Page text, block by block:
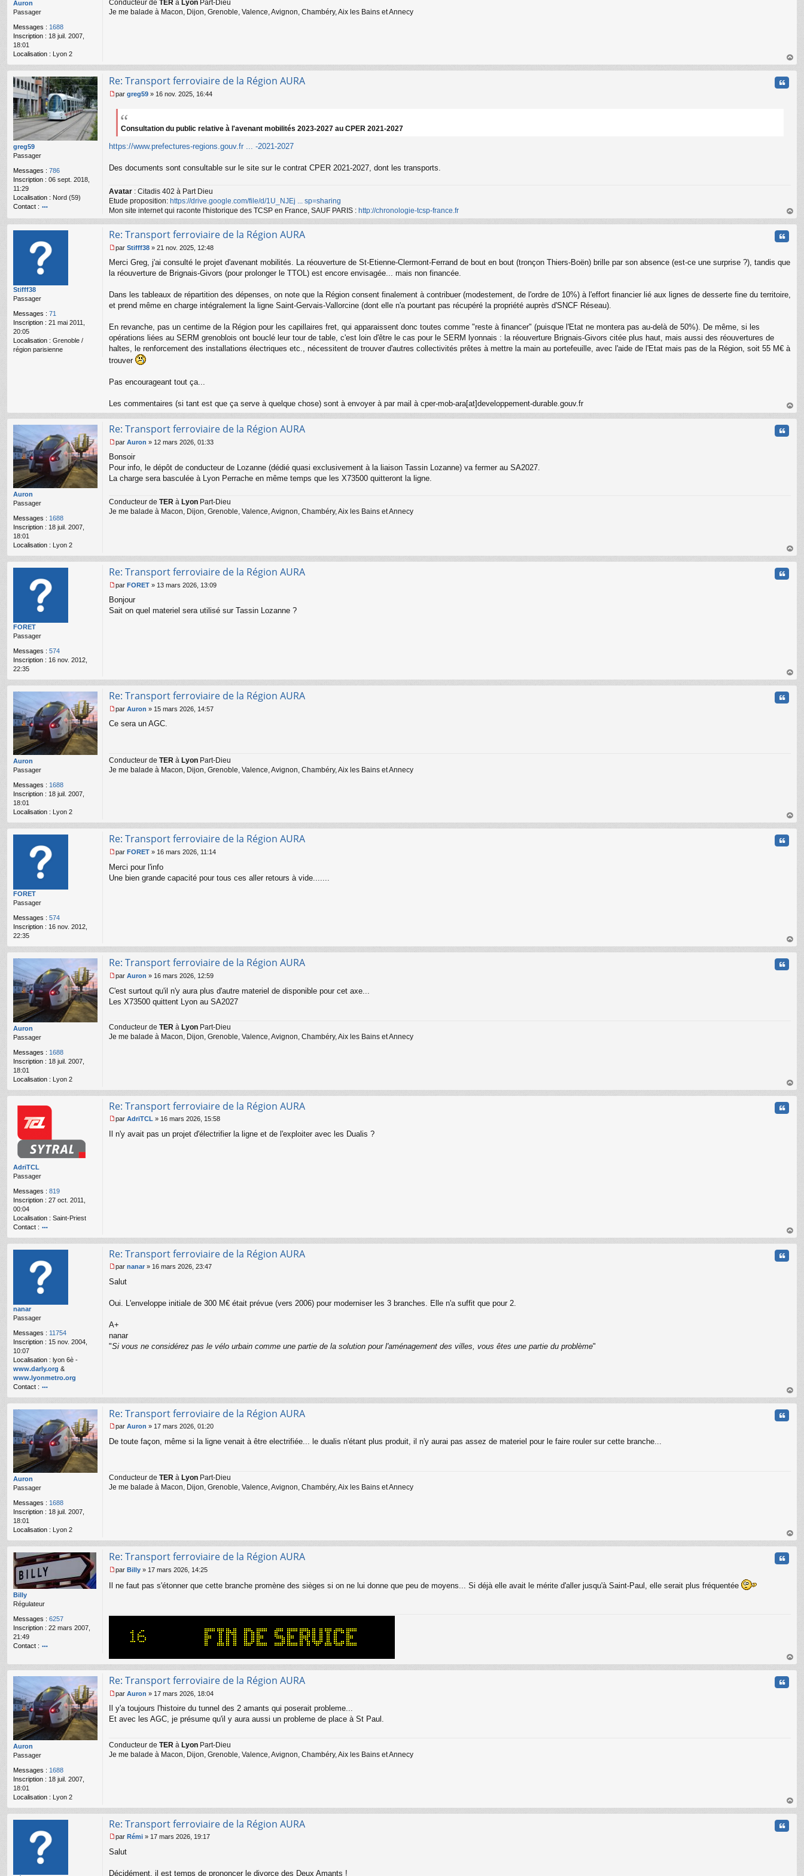
Auron
Passager
Messages : 1688
Inscription : 18 juil. 2007,
18:01
Localisation : Lyon 2
g
e
Conducteur de TER à Lyon Part-Dieu
Je me balade à Macon, Dijon, Grenoble, Valence, Avignon, Chambéry, Aix les Bains et Annecy
au
greg59
Passager
Messages : 786
Inscription : 06 sept. 2018,
11:29
Localisation : Nord (59)
Contact :
nt
te
r
gr
e
Re: Transport ferroviaire de la Région AURA
e
a
g
o
l
u
par greg59 » 16 nov. 2025, 16:44
Consultation du public relative à l'avenant mobilités 2023-2027 au CPER 2021-2027
https://www.prefectures-regions.gouv.fr ... -2021-2027
Des documents sont consultable sur le site sur le contrat CPER 2021-2027, dont les transports.
Avatar : Citadis 402 à Part Dieu
Etude proposition: https://drive.google.com/file/d/1U_NJEj ... sp=sharing
Mon site internet qui raconte l'historique des TCSP en France, SAUF PARIS : http://chronologie-tcsp-france.fr
au
Stifff38
Passager
Messages : 71
Inscription : 21 mai 2011,
20:05
Localisation : Grenoble /
région parisienne
Re: Transport ferroviaire de la Région AURA
e
s
g
o
n
u
par Stifff38 » 21 nov. 2025, 12:48
Merci Greg, j'ai consulté le projet d'avenant mobilités. La réouverture de St-Etienne-Clermont-Ferrand de bout en bout (tronçon Thiers-Boën) brille par son absence (est-ce une surprise ?), tandis que
la réouverture de Brignais-Givors (pour prolonger le TTOL) est encore envisagée... mais non financée.
Dans les tableaux de répartition des dépenses, on note que la Région consent finalement à contribuer (modestement, de l'ordre de 10%) à l'effort financier lié aux lignes de desserte fine du territoire,
et prend même en charge intégralement la ligne Saint-Gervais-Vallorcine (dont elle n'a pourtant pas récupéré la propriété auprès d'SNCF Réseau).
En revanche, pas un centime de la Région pour les capillaires fret, qui apparaissent donc toutes comme "reste à financer" (puisque l'Etat ne montera pas au-delà de 50%). De même, si les
opérations liées au SERM grenoblois ont bouclé leur tour de table, c'est loin d'être le cas pour le SERM lyonnais : la réouverture Brignais-Givors citée plus haut, mais aussi des réouvertures de
haltes, le renforcement des installations électriques etc., nécessitent de trouver d'autres collectivités prêtes à mettre la main au portefeuille, avec l'aide de l'Etat mais pas de la Région, soit 55 M€ à
trouver
Pas encourageant tout ça...
Les commentaires (si tant est que ça serve à quelque chose) sont à envoyer à par mail à cper-mob-ara[at]developpement-durable.gouv.fr
au
Auron
Passager
Messages : 1688
Inscription : 18 juil. 2007,
18:01
Localisation : Lyon 2
Re: Transport ferroviaire de la Région AURA
e
s
s
e
n
par Auron » 12 mars 2026, 01:33
Bonsoir
Pour info, le dépôt de conducteur de Lozanne (dédié quasi exclusivement à la liaison Tassin Lozanne) va fermer au SA2027.
La charge sera basculée à Lyon Perrache en même temps que les X73500 quitteront la ligne.
Conducteur de TER à Lyon Part-Dieu
Je me balade à Macon, Dijon, Grenoble, Valence, Avignon, Chambéry, Aix les Bains et Annecy
au
FORET
Passager
Messages : 574
Inscription : 16 nov. 2012,
22:35
Re: Transport ferroviaire de la Région AURA
e
s
l
par FORET » 13 mars 2026, 13:09
Bonjour
Sait on quel materiel sera utilisé sur Tassin Lozanne ?
au
Auron
Passager
Messages : 1688
Inscription : 18 juil. 2007,
18:01
Localisation : Lyon 2
Re: Transport ferroviaire de la Région AURA
e
g
e
par Auron » 15 mars 2026, 14:57
Ce sera un AGC.
Conducteur de TER à Lyon Part-Dieu
Je me balade à Macon, Dijon, Grenoble, Valence, Avignon, Chambéry, Aix les Bains et Annecy
au
FORET
Passager
Messages : 574
Inscription : 16 nov. 2012,
22:35
Re: Transport ferroviaire de la Région AURA
e
s
l
par FORET » 16 mars 2026, 11:14
Merci pour l'info
Une bien grande capacité pour tous ces aller retours à vide.......
au
Auron
Passager
Messages : 1688
Inscription : 18 juil. 2007,
18:01
Localisation : Lyon 2
Re: Transport ferroviaire de la Région AURA
e
s
g
e
par Auron » 16 mars 2026, 12:59
C'est surtout qu'il n'y aura plus d'autre materiel de disponible pour cet axe...
Les X73500 quittent Lyon au SA2027
Conducteur de TER à Lyon Part-Dieu
Je me balade à Macon, Dijon, Grenoble, Valence, Avignon, Chambéry, Aix les Bains et Annecy
au
AdriTCL
Passager
Messages : 819
Inscription : 27 oct. 2011,
00:04
Localisation : Saint-Priest
Contact :
o
nt
te
r
A
dr
Re: Transport ferroviaire de la Région AURA
e
par AdriTCL » 16 mars 2026, 15:58
Il n'y avait pas un projet d'électrifier la ligne et de l'exploiter avec les Dualis ?
au
nanar
Passager
Messages : 11754
Inscription : 15 nov. 2004,
10:07
Localisation : lyon 6è -
www.darly.org &
www.lyonmetro.org
Contact :
o
nt
te
r
n
a
n
Re: Transport ferroviaire de la Région AURA
e
s
e
n
o
par nanar » 16 mars 2026, 23:47
Salut
Oui. L'enveloppe initiale de 300 M€ était prévue (vers 2006) pour moderniser les 3 branches. Elle n'a suffit que pour 2.
A+
nanar
"Si vous ne considérez pas le vélo urbain comme une partie de la solution pour l'aménagement des villes, vous êtes une partie du problème"
au
Auron
Passager
Messages : 1688
Inscription : 18 juil. 2007,
18:01
Localisation : Lyon 2
Re: Transport ferroviaire de la Région AURA
e
g
e
par Auron » 17 mars 2026, 01:20
De toute façon, même si la ligne venait à être electrifiée... le dualis n'étant plus produit, il n'y aurai pas assez de materiel pour le faire rouler sur cette branche...
Conducteur de TER à Lyon Part-Dieu
Je me balade à Macon, Dijon, Grenoble, Valence, Avignon, Chambéry, Aix les Bains et Annecy
au
Billy
Régulateur
Messages : 6257
Inscription : 22 mars 2007,
21:49
Contact :
nt
r
Bi
lly
Re: Transport ferroviaire de la Région AURA
e
l
par Billy » 17 mars 2026, 14:25
Il ne faut pas s'étonner que cette branche promène des sièges si on ne lui donne que peu de moyens... Si déjà elle avait le mérite d'aller jusqu'à Saint-Paul, elle serait plus fréquentée
au
Auron
Passager
Messages : 1688
Inscription : 18 juil. 2007,
18:01
Localisation : Lyon 2
Re: Transport ferroviaire de la Région AURA
e
s
g
e
par Auron » 17 mars 2026, 18:04
Il y'a toujours l'histoire du tunnel des 2 amants qui poserait probleme...
Et avec les AGC, je présume qu'il y aura aussi un probleme de place à St Paul.
Conducteur de TER à Lyon Part-Dieu
Je me balade à Macon, Dijon, Grenoble, Valence, Avignon, Chambéry, Aix les Bains et Annecy
au
Re: Transport ferroviaire de la Région AURA
e
s
par Rémi » 17 mars 2026, 19:17
Salut
Décidément, il est temps de prononcer le divorce des Deux Amants !